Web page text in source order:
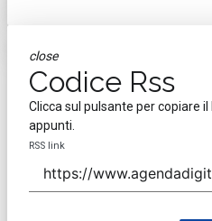
close
Codice Rss
Clicca sul pulsante per copiare il
appunti.
RSS link